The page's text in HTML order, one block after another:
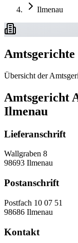
Ilmenau
Übersicht der
Amtsgericht
Ilmenau
Lieferanschrift
Wallgraben 8
98693 Ilmenau
Postanschrift
Postfach 10 07 51
98686 Ilmenau
Kontakt